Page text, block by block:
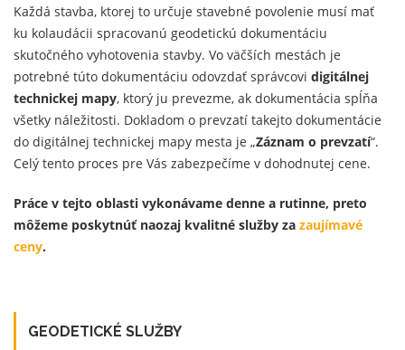
Každá stavba, ktorej to určuje stavebné povolenie musí mať
ku kolaudácii spracovanú geodetickú dokumentáciu
skutočného vyhotovenia stavby. Vo väčších mestách je
potrebné túto dokumentáciu odovzdať správcovi digitálnej
technickej mapy, ktorý ju prevezme, ak dokumentácia spĺňa
všetky náležitosti. Dokladom o prevzatí takejto dokumentácie
do digitálnej technickej mapy mesta je „Záznam o prevzatí“.
Celý tento proces pre Vás zabezpečíme v dohodnutej cene.
Práce v tejto oblasti vykonávame denne a rutinne, preto
môžeme poskytnúť naozaj kvalitné služby za zaujímavé
ceny.
GEODETICKÉ SLUŽBY